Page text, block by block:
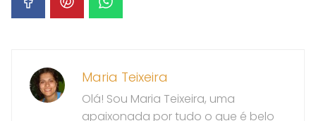
Maria Teixeira
Olá! Sou Maria Teixeira, uma
apaixonada por tudo o que é belo